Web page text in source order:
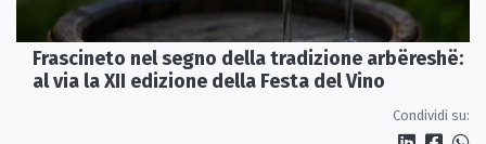
Frascineto nel segno della tradizione arbëreshë:
al via la XII edizione della Festa del Vino
Condividi su: